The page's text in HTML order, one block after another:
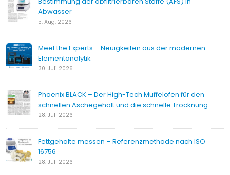
Abwasser
5. Aug. 2026
Meet the Experts – Neuigkeiten aus der modernen
Elementanalytik
30. Juli 2026
Phoenix BLACK – Der High-Tech Muffelofen für den
schnellen Aschegehalt und die schnelle Trocknung
28. Juli 2026
Fettgehalte messen – Referenzmethode nach ISO
16756
28. Juli 2026